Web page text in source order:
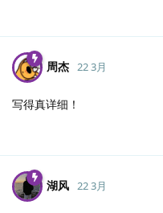
周杰 22 3月
写得真详细！
湖风 22 3月